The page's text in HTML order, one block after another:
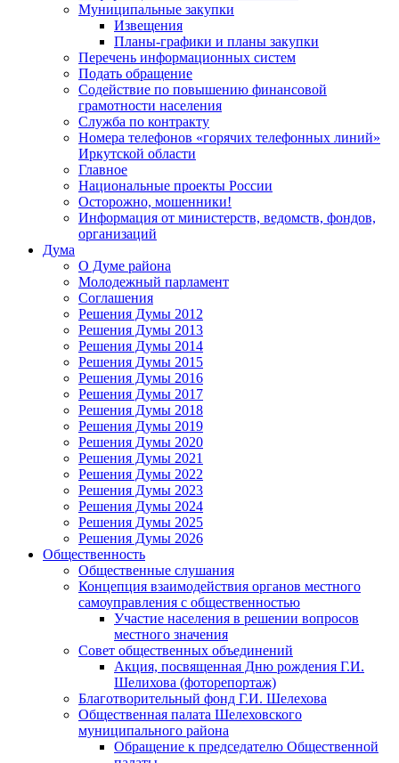
Муниципальные закупки
Извещения
Планы-графики и планы закупки
Перечень информационных систем
Подать обращение
Содействие по повышению финансовой
грамотности населения
Служба по контракту
Номера телефонов «горячих телефонных линий»
Иркутской области
Главное
Национальные проекты России
Осторожно, мошенники!
Информация от министерств, ведомств, фондов,
организаций
Дума
О Думе района
Молодежный парламент
Соглашения
Решения Думы 2012
Решения Думы 2013
Решения Думы 2014
Решения Думы 2015
Решения Думы 2016
Решения Думы 2017
Решения Думы 2018
Решения Думы 2019
Решения Думы 2020
Решения Думы 2021
Решения Думы 2022
Решения Думы 2023
Решения Думы 2024
Решения Думы 2025
Решения Думы 2026
Общественность
Общественные слушания
Концепция взаимодействия органов местного
самоуправления с общественностью
Участие населения в решении вопросов
местного значения
Совет общественных объединений
Акция, посвященная Дню рождения Г.И.
Шелихова (фоторепортаж)
Благотворительный фонд Г.И. Шелехова
Общественная палата Шелеховского
муниципального района
Обращение к председателю Общественной